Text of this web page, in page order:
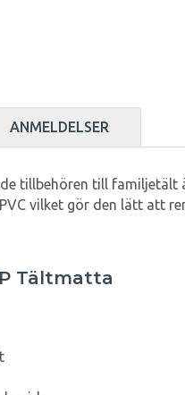
ANMELDELSER
tillbehören till
vilket gör den lätt att
Tältmatta